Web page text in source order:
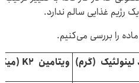
رژیم غذایی سالم ندارد.
را بررسی می‌کنیم.
(گرم) ویتامین K2 (